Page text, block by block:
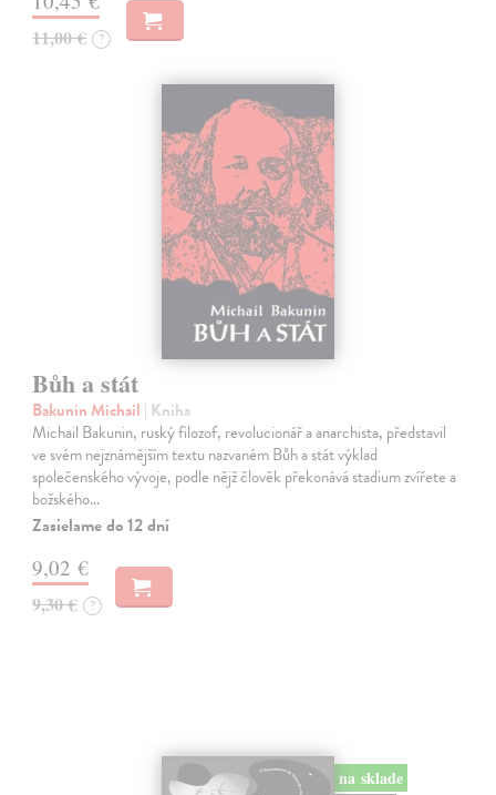
11,00 € ?
Bůh a stát
Bakunin Michail | Kniha
Michail Bakunin, ruský filozof, revolucionář a anarchista, představil
ve svém nejznámějším textu nazvaném Bůh a stát výklad
společenského vývoje, podle nějž člověk překonává stadium zvířete a
božského…
Zasielame do 12 dní
9,02 €
9,30 € ?
na sklade